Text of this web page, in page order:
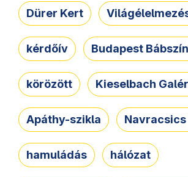
Dürer Kert
kérdőív Budapest
körözött Kieselbach
Apáthy-szikla
hamuládás hálózat